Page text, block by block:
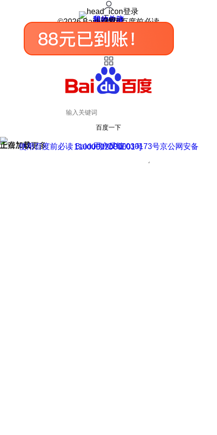
登录
我的关注
我的收藏
皮肤中心
用户反馈
设置
©2026 Baidu 使用百度前必读
百度一下
正在加载
上滑加载更多 用户反馈
使用百度前必读 Baidu 京ICP证030173号
京公网安备11000002000001号